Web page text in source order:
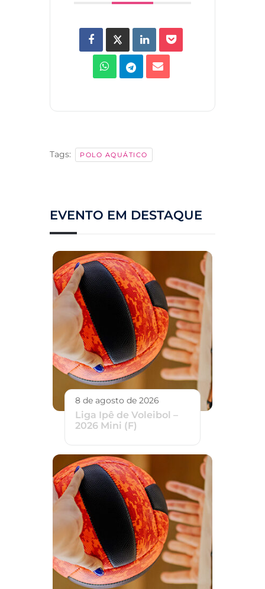
Tags: POLO AQUÁTICO
EVENTO EM DESTAQUE
8 de agosto de 2026
Liga Ipê de Voleibol –
2026 Mini (F)